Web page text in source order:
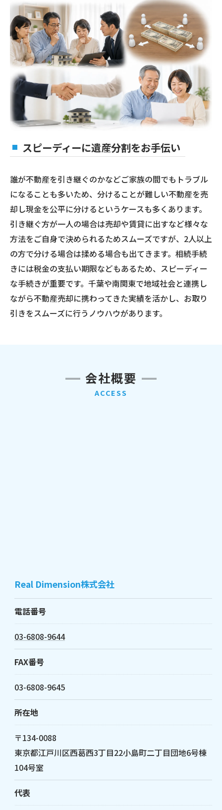
スピーディーに遺産分割をお手伝い
誰が不動産を引き継ぐのかなどご家族の間でもトラブル
になることも多いため、分けることが難しい不動産を売
却し現金を公平に分けるというケースも多くあります。
引き継ぐ方が一人の場合は売却や賃貸に出すなど様々な
方法をご自身で決められるためスムーズですが、2人以上
の方で分ける場合は揉める場合も出てきます。相続手続
きには税金の支払い期限などもあるため、スピーディー
な手続きが重要です。千葉や南関東で地域社会と連携し
ながら不動産売却に携わってきた実績を活かし、お取り
引きをスムーズに行うノウハウがあります。
会社概要
ACCESS
Real Dimension株式会社
電話番号
03-6808-9644
FAX番号
03-6808-9645
所在地
〒134-0088
東京都江戸川区西葛西3丁目22小島町二丁目団地6号棟
104号室
代表